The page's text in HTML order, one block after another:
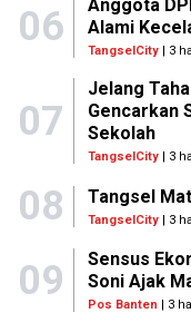
06
Anggota
Alami
TangselCity| 3
07
Jelang
Gencarkan
Sekolah
TangselCity| 3
08 Tangsel
TangselCity | 3
09
Sensus
Soni Ajak
Pos Banten | 3